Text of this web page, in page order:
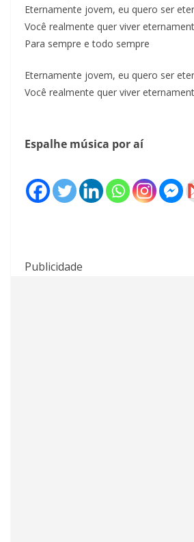
Eternamente jovem, eu quero ser
Você realmente quer viver
Para sempre e todo sempre
Eternamente jovem, eu quero ser
Você realmente quer viver
Espalhe música por aí
Publicidade